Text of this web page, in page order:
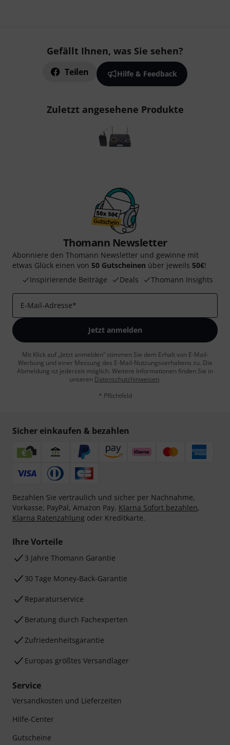
Gefällt Ihnen, was Sie sehen?
Teilen Hilfe & Feedback
Zuletzt angesehene Produkte
Thomann Newsletter
Abonniere den Thomann Newsletter und gewinne mit
etwas Glück einen von 50 Gutscheinen über jeweils 50€!
Inspirierende Beiträge
Deals Thomann Insights
E-Mail-Adresse*
Jetzt anmelden
Mit Klick auf „Jetzt anmelden“ stimmen Sie dem Erhalt von E-Mail-
Werbung und einer Messung des E-Mail-Nutzungsverhaltens zu. Die
Abmeldung ist jederzeit möglich. Weitere Informationen finden Sie in
unseren Datenschutzhinweisen.
* Pflichtfeld
Sicher einkaufen & bezahlen
Bezahlen Sie vertraulich und sicher per Nachnahme,
Vorkasse, PayPal, Amazon Pay, Klarna Sofort bezahlen,
Klarna Ratenzahlung oder Kreditkarte.
Ihre Vorteile
3 Jahre Thomann Garantie
30 Tage Money-Back-Garantie
Reparaturservice
Beratung durch Fachexperten
Zufriedenheitsgarantie
Europas größtes Versandlager
Service
Versandkosten und Lieferzeiten
Hilfe-Center
Gutscheine